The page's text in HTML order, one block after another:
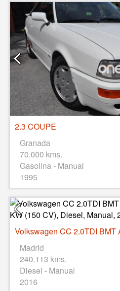
2.3 COUPE
Granada
70.000 kms.
Gasolina - Manual
1995
Madrid
240.113 kms.
Diesel - Manual
2016